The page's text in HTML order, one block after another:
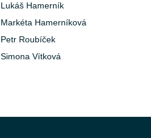
Lukáš Hamerník
Markéta Hamerníková
Petr Roubíček
Simona Vítková